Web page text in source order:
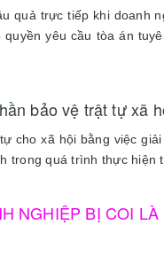
quả trực tiếp khi doanh
yêu cầu tòa án
bảo vệ trật tự xã
cho xã hội bằng việc
trong quá trình thực hiện
NGHIỆP BỊ COI